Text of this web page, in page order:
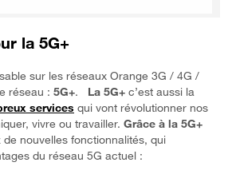
la 5G+
sur les réseaux Orange 3G / 4G /
réseau : 5G+. La 5G+ c’est aussi la
services qui vont révolutionner nos
vivre ou travailler. Grâce à la 5G+
de nouvelles fonctionnalités, qui
du réseau 5G actuel :